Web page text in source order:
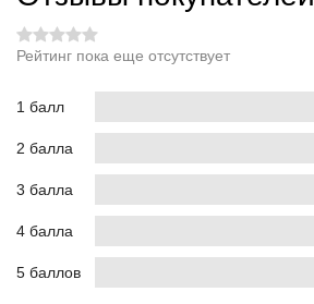
Рейтинг пока еще отсутствует
1 балл
2 балла
3 балла
4 балла
5 баллов